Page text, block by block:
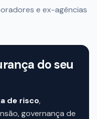
e ex-agências
do seu
de risco,
governança de